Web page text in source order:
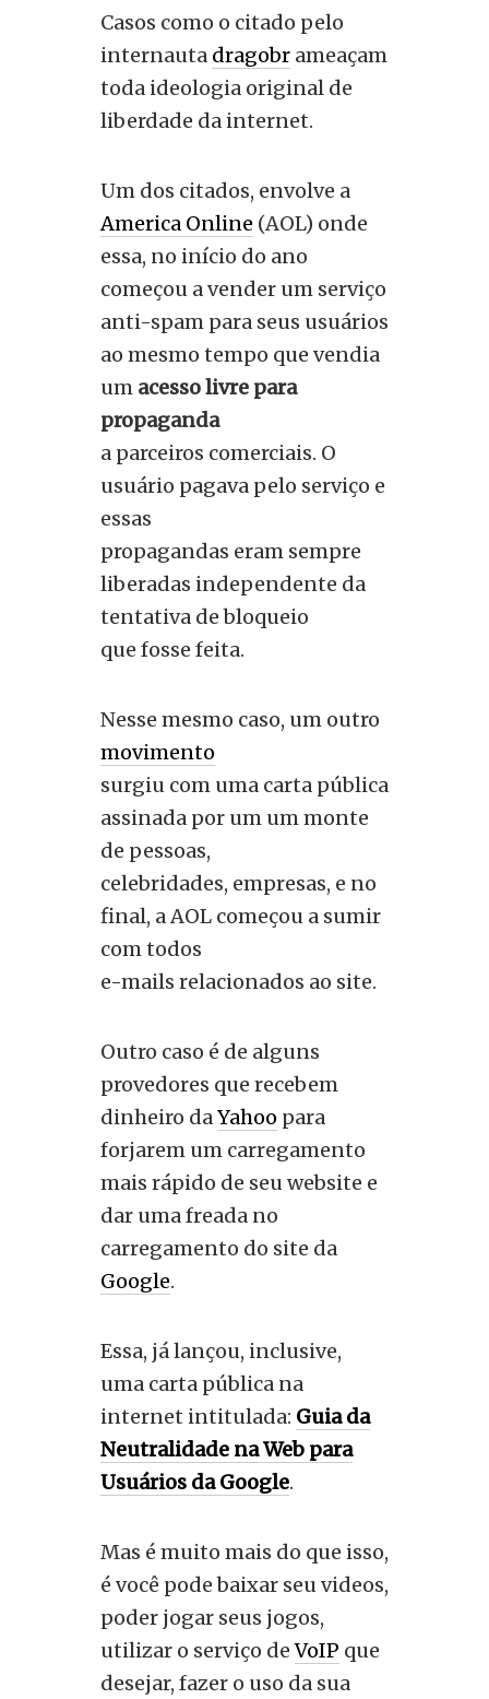
Casos como o citado pelo
internauta dragobr ameaçam
toda ideologia original de
liberdade da internet.
Um dos citados, envolve a
America Online (AOL) onde
essa, no início do ano
começou a vender um serviço
anti-spam para seus usuários
ao mesmo tempo que vendia
um acesso livre para
propaganda
a parceiros comerciais. O
usuário pagava pelo serviço e
essas
propagandas eram sempre
liberadas independente da
tentativa de bloqueio
que fosse feita.
Nesse mesmo caso, um outro
movimento
surgiu com uma carta pública
assinada por um um monte
de pessoas,
celebridades, empresas, e no
final, a AOL começou a sumir
com todos
e-mails relacionados ao site.
Outro caso é de alguns
provedores que recebem
dinheiro daYahoo para
forjarem um carregamento
mais rápido de seu website e
dar uma freada no
carregamento do site da
Google.
Essa, já lançou, inclusive,
uma carta pública na
internet intitulada: Guia da
Neutralidade na Web para
Usuários da Google.
Mas é muito mais do que isso,
é você pode baixar seu videos,
poder jogar seus jogos,
utilizar o serviço deVoIP que
desejar, fazer o uso da sua